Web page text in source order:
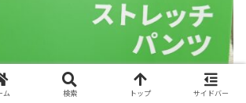
ム 検索 トップ サイドバー